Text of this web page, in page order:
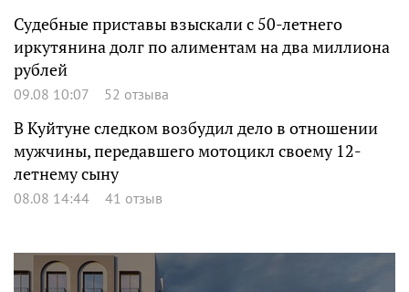
Судебные приставы взыскали с 50-летнего
иркутянина долг по алиментам на два миллиона
рублей
09.08 10:07 52 отзыва
В Куйтуне следком возбудил дело в отношении
мужчины, передавшего мотоцикл своему 12-
летнему сыну
08.08 14:44 41 отзыв